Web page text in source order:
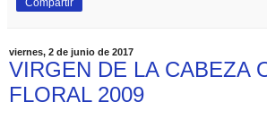
viernes, 2 de junio de 2017
VIRGEN DE LA CABEZA
FLORAL 2009